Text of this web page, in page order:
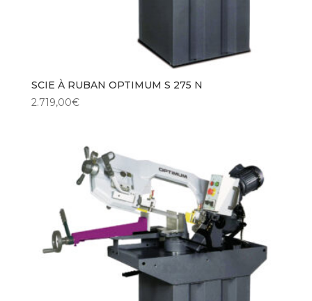
SCIE À RUBAN OPTIMUM S 275 N
2.719,00€